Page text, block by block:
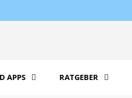
APPS RATGEBER